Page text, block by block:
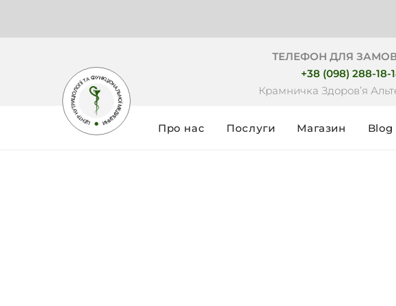
ТЕЛЕФОН ДЛЯ
+38 (098) 288-18-
Крамничка Здоровʼя
Про нас Послуги Магазин Blog